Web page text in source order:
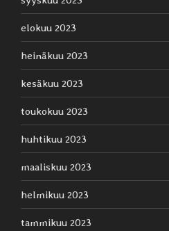
elokuu 2023
heinäkuu 2023
kesäkuu 2023
toukokuu 2023
huhtikuu 2023
maaliskuu 2023
helmikuu 2023
tammikuu 2023